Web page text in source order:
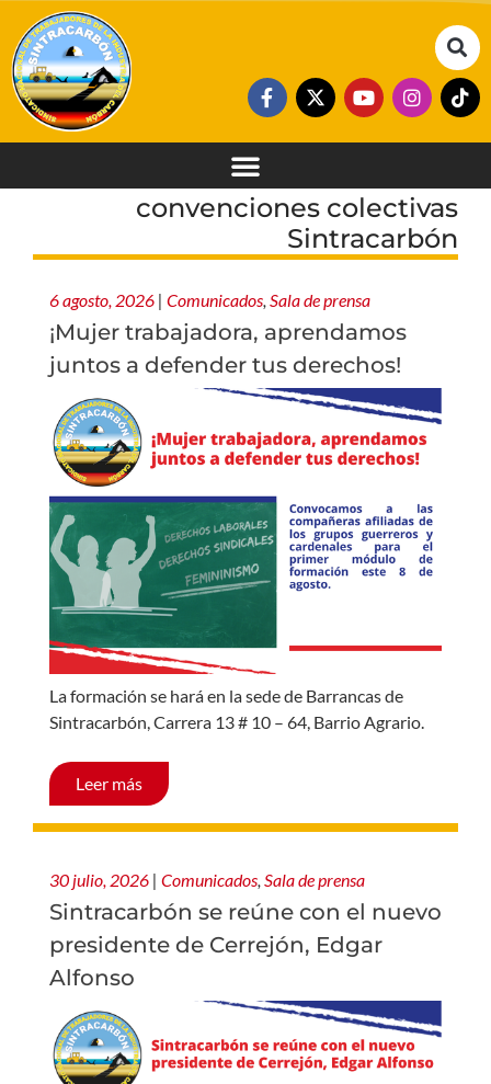
convenciones colectivas
Sintracarbón
6 agosto, 2026 | Comunicados, Sala de prensa
¡Mujer trabajadora, aprendamos
juntos a defender tus derechos!
La formación se hará en la sede de Barrancas de
Sintracarbón, Carrera 13 # 10 – 64, Barrio Agrario.
Leer más
30 julio, 2026 | Comunicados, Sala de prensa
Sintracarbón se reúne con el nuevo
presidente de Cerrejón, Edgar
Alfonso